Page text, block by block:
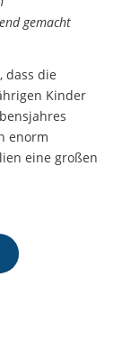
gemacht
dass die
Kinder
enorm
eine großen